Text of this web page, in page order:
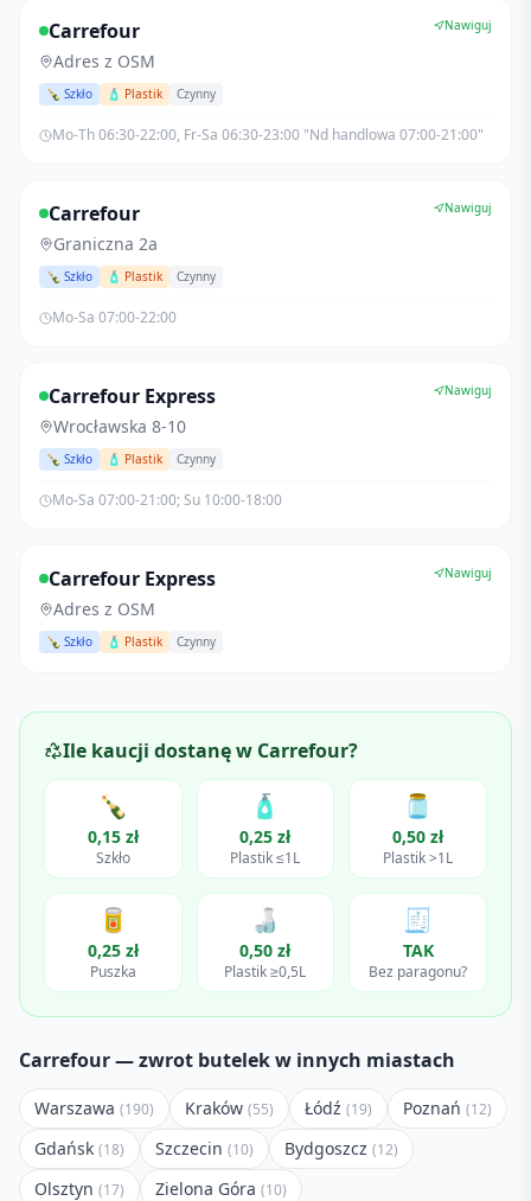
Carrefour
Adres z OSM
🍾 Szkło 🧴 Plastik Czynny
Nawiguj
Mo-Th 06:30-22:00, Fr-Sa 06:30-23:00 "Nd handlowa 07:00-21:00"
Carrefour
Graniczna 2a
🍾 Szkło 🧴 Plastik Czynny
Nawiguj
Mo-Sa 07:00-22:00
Carrefour Express
Wrocławska 8-10
🍾 Szkło 🧴 Plastik Czynny
Nawiguj
Mo-Sa 07:00-21:00; Su 10:00-18:00
Carrefour Express
Adres z OSM
🍾 Szkło 🧴 Plastik Czynny
Nawiguj
Ile kaucji dostanę w Carrefour?
🍾
0,15 zł
Szkło
🧴
0,25 zł
Plastik ≤1L
🫙
0,50 zł
Plastik >1L
🥫
0,25 zł
Puszka
🍶
0,50 zł
Plastik ≥0,5L
🧾
TAK
Bez paragonu?
Carrefour— zwrot butelek w innych miastach
Warszawa (190) Kraków (55) Łódź (19) Poznań (12)
Gdańsk (18) Szczecin (10) Bydgoszcz (12)
Olsztyn (17) Zielona Góra (10)